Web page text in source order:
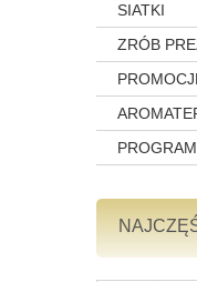
SIATKI
ZRÓB